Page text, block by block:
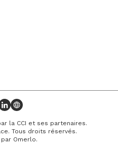
Facebook
LinkedIn
Site web
la CCI et ses partenaires.
Tous droits réservés.
par Omerlo.